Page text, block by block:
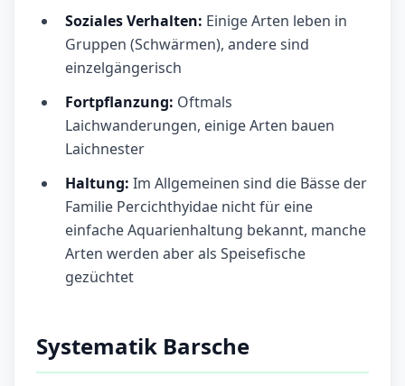
Soziales Verhalten: Einige Arten leben in
Gruppen (Schwärmen), andere sind
einzelgängerisch
Fortpflanzung: Oftmals
Laichwanderungen, einige Arten bauen
Laichnester
Haltung: Im Allgemeinen sind die Bässe der
Familie Percichthyidae nicht für eine
einfache Aquarienhaltung bekannt, manche
Arten werden aber als Speisefische
gezüchtet
Systematik Barsche